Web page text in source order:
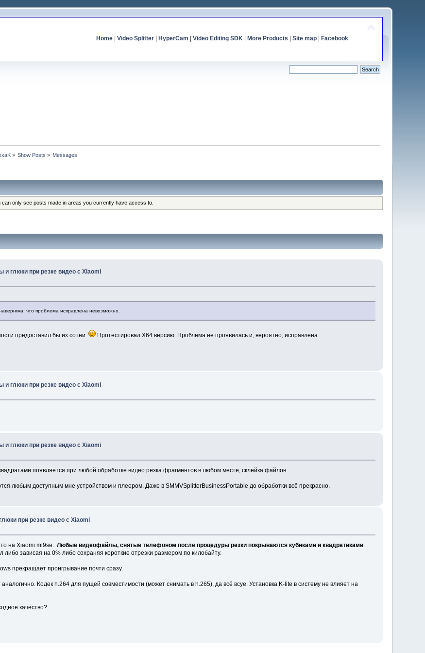
Home| Video Splitter| HyperCam Video Editing SDK| More Products Site map| Facebook
» Show Posts » Messages
only see posts made in areas you currently have access to.
и глюки при резке видео с Xiaomi
что проблема исправлена невозможно.
предоставил бы их сотни Протестировал X64 версию. Проблема не проявилась и, вероятно, исправлена.
и глюки при резке видео с Xiaomi
и глюки при резке видео с Xiaomi
появляется при любой обработке видео:резка фрагментов в любом месте, склейка файлов.
любым доступным мне устройством и плеером. Даже в SMMVSplitterBusinessPortable до обработки всё прекрасно.
при резке видео с Xiaomi
на Xiaomi mi9se.Любые видеофайлы, снятые телефоном после процедуры резки покрываются кубиками и квадратиками
зависая на 0% либо сохраняя короткие отрезки размером по килобайту.
прекращает проигрывание почти сразу.
Кодек h.264 для пущей совместимости (может снимать в h.265), да всё всуе. Установка K-lite в систему не влияет на
качество?